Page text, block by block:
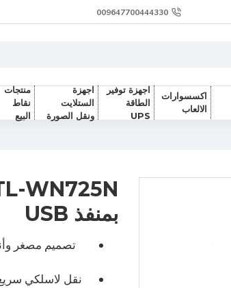
009647700444330
اكسسوارات
الالعاب
اجهزة توفير
الطاقة
UPS
اجهزة
الستلايت
ونقل الصورة
منتجات
نقاط
البيع
بمنفذ USB